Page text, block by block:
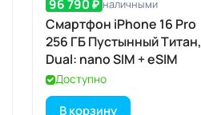
96 790 ₽ наличными
Смартфон iPhone 16 Pro
256 ГБ Пустынный Титан,
Dual: nano SIM + eSIM
Доступно
В корзину